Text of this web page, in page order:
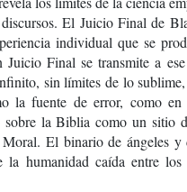
El Juicio Final de
individual que se
Final se transmite a
sin límites de lo
la fuente de error, como en
la Biblia como un sitio
El binario de ángeles y
humanidad caída entre